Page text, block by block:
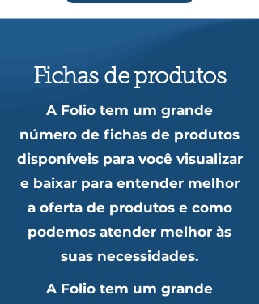
Fichas de produtos
A Folio tem um grande
número de fichas de produtos
disponíveis para você visualizar
e baixar para entender melhor
a oferta de produtos e como
podemos atender melhor às
suas necessidades.
A Folio tem um grande